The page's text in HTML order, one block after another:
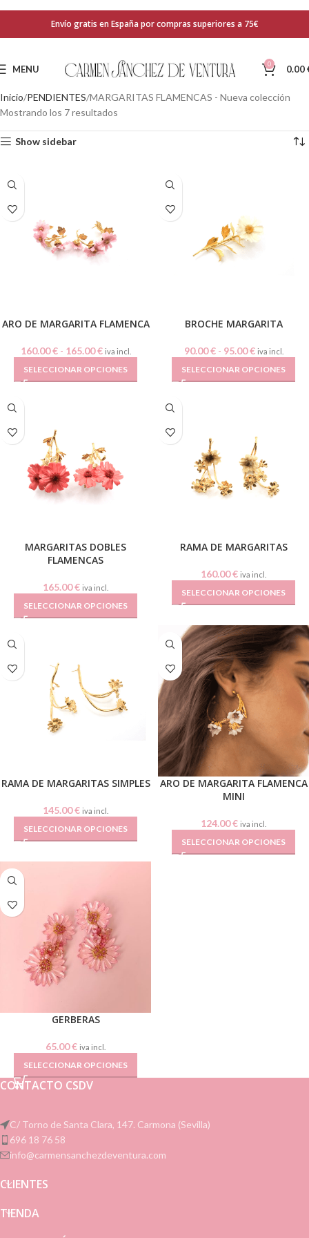
Envío gratis en España por compras superiores a 75€
MENU 0 0.00
Inicio PENDIENTES MARGARITAS FLAMENCAS - Nueva colección
Mostrando los 7 resultados
Show sidebar
ARO DE MARGARITA FLAMENCA
160.00€ - 165.00€ iva incl.
SELECCIONAR OPCIONES
BROCHE MARGARITA
90.00€ - 95.00€ iva incl.
SELECCIONAR OPCIONES
MARGARITAS DOBLES
FLAMENCAS
165.00€ iva incl.
SELECCIONAR OPCIONES
RAMA DE MARGARITAS
160.00€ iva incl.
SELECCIONAR OPCIONES
RAMA DE MARGARITAS SIMPLES
145.00€ iva incl.
SELECCIONAR OPCIONES
ARO DE MARGARITA FLAMENCA
MINI
124.00€ iva incl.
SELECCIONAR OPCIONES
GERBERAS
65.00€ iva incl.
SELECCIONAR OPCIONES
CONTACTO CSDV
C/ Torno de Santa Clara, 147. Carmona (Sevilla)
696 18 76 58
info@carmensanchezdeventura.com
CLIENTES
TIENDA